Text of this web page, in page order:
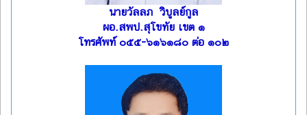
นายวัลลภ วิบูลย์กูล
ผอ.สพป.สุโขทัย เขต ๑
โทรศัพท์ ๐๕๕-๖๑๖๑๘๐ ต่อ ๑๐๒